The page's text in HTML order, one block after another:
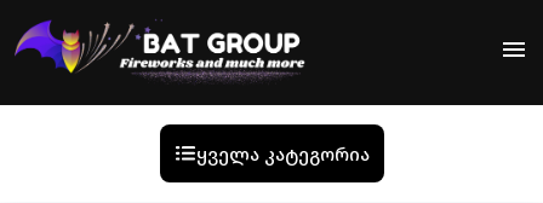
menu
ყველა კატეგორია